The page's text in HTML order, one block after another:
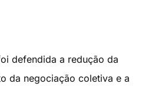
defendida a redução da
da negociação coletiva e a